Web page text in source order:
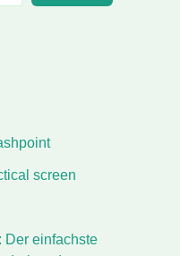
screen
Der einfachste